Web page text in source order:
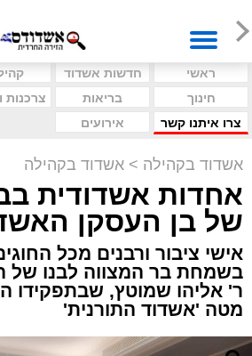
ראשי חדשות אשדוד
חינוך
בריאות צרכנות
צרו איתנו קשר
אירועים
אשדוד בקהילה > אשדוד בקהילה
אחדות אשדודית
של בן העסקן
אישי ציבור ורבנים מכל
בשמחת בר המצווה לבנו של
ר' אליהו שמוטץ, שבתפקידו
מטה 'אשדוד התורנית'